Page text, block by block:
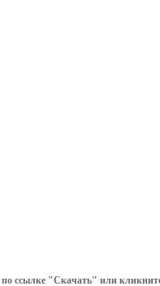
по ссылке "Скачать" или